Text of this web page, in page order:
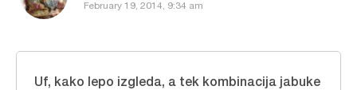
February 19, 2014, 9:34 am
Uf, kako lepo izgleda, a tek kombinacija jabuke